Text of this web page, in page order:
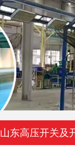
山东高压开关及